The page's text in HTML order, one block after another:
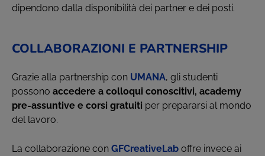
dipendono dalla disponibilità dei partner e dei posti.
COLLABORAZIONI E PARTNERSHIP
Grazie alla partnership con UMANA, gli studenti
possono accedere a colloqui conoscitivi, academy
pre-assuntive e corsi gratuiti per prepararsi al mondo
del lavoro.
La collaborazione con GFCreativeLab offre invece ai